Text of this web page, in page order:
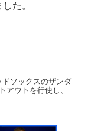
た。
ドソックスのザンダ
アウトを行使し、